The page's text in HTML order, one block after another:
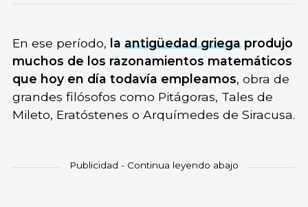
En ese período, laantigüedad griegaprodujo
muchos de los razonamientos matemáticos
que hoy en día todavía empleamos, obra de
grandes filósofos como Pitágoras, Tales de
Mileto, Eratóstenes o Arquímedes de Siracusa.